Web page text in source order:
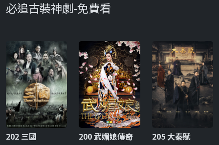
必追古裝神劇-免費看
202 三國 200 武媚娘傳奇 205 大秦賦